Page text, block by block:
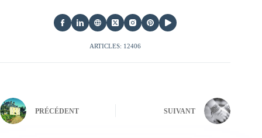
ARTICLES: 12406
PRÉCÉDENT SUIVANT